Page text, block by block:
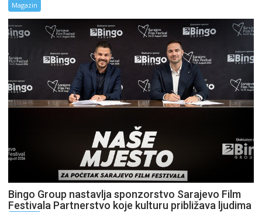
Magazin
Bingo Group nastavlja sponzorstvo Sarajevo Film
Festivala Partnerstvo koje kulturu približava ljudima